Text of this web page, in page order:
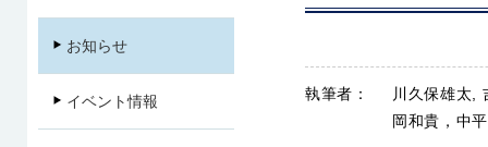
執筆者：
川久保雄太,
岡和貴，中
お知らせ
イベント情報